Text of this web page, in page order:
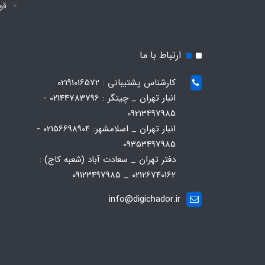
ارتباط با ما
کارشناس پشتیبانی : 02191016572
انبار تهران _ چیتگر : 02144783796 -
09213497985
انبار تهران _ اسلامشهر: 02156698904 -
09353497985
دفتر تهران _ سعادت آباد (شعبه کاج) :
02126740162 _ 09123497985
info@digichador.ir